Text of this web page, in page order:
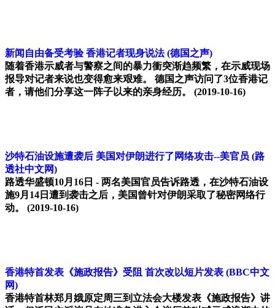
新闻自由备受考验 香港记者现身说法 (德国之声)
随着香港示威者与警察之间的暴力衝突渐趋频繁，在示威现场
报导对记者来说也变得愈来艰难。 德国之声访问了3位香港记
者，请他们分享这一阵子以来的亲身经历。
(2019-10-16)
沙特石油设施遭袭后 美国对伊朗进行了网络攻击--美官员 (路
透社中文网)
路透华盛顿10月16日 - 两名美国官员告诉路透，在沙特石油设
施9月14日遭到袭击之后，美国曾针对伊朗采取了秘密网络行
动。
(2019-10-16)
香港特首发表《施政报告》受阻 首次改以短片发表 (BBC中文
网)
香港特首林郑月娥原定周三到立法会大楼发表《施政报告》讲